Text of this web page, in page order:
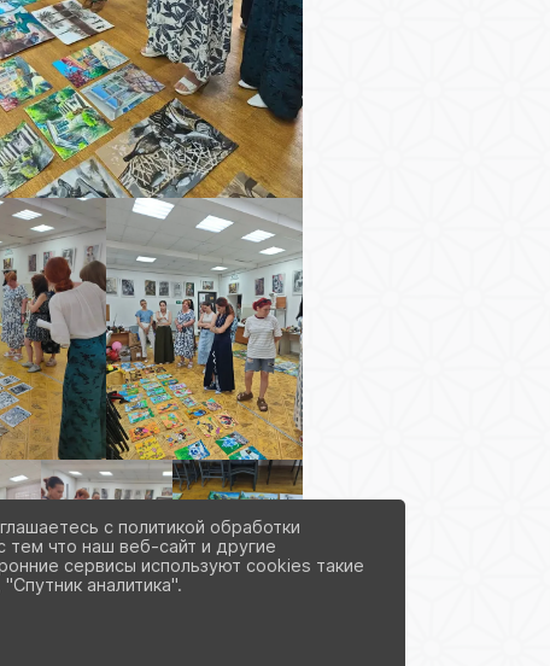
с политикой обработки
тем что наш веб-сайт и другие
сервисы используют cookies такие
"Спутник аналитика".